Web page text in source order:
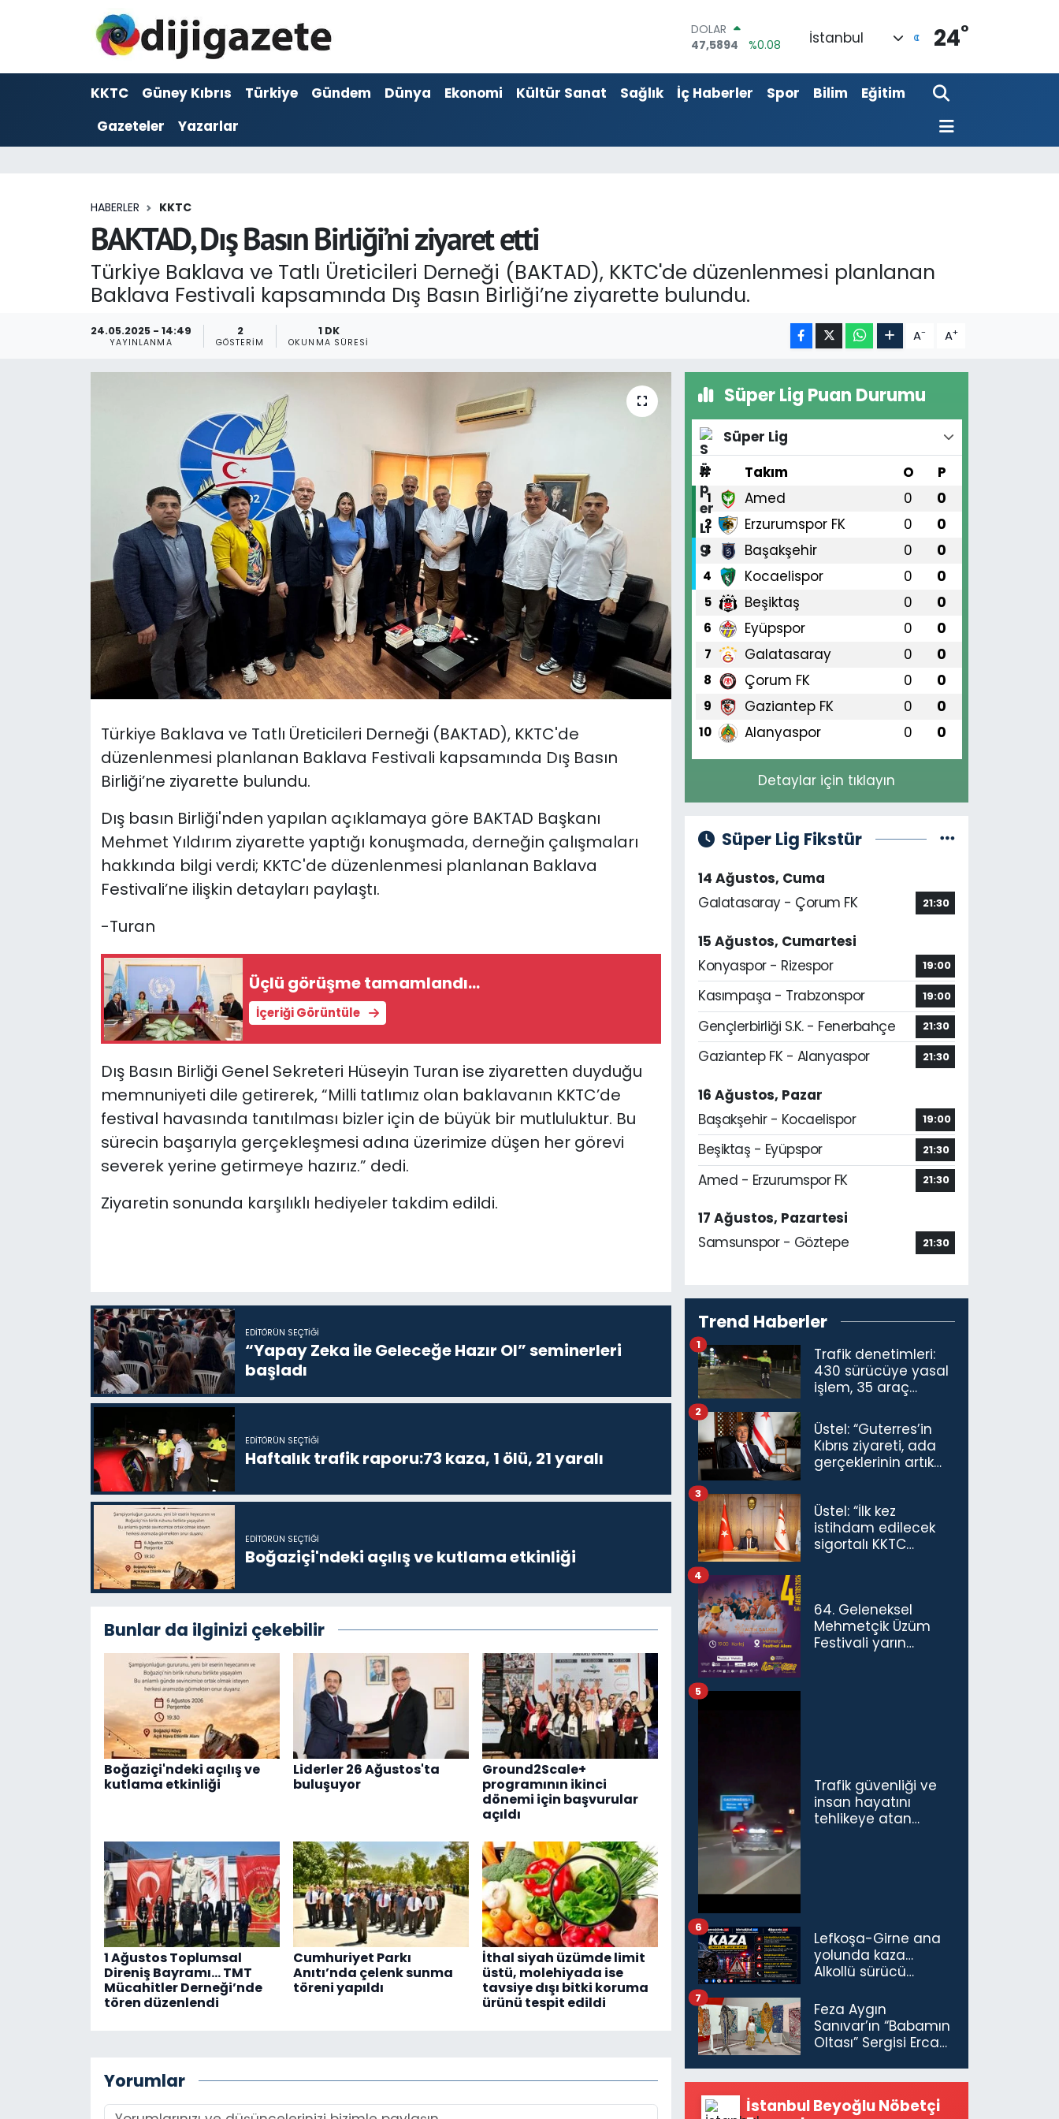
DOLAR
47,5894
%0.08
55,0398
%-0.02
STERLİN
İstanbul 24°
KKTC Güney Kıbrıs Türkiye Gündem Dünya Ekonomi Kültür Sanat Sağlık İç Haberler Spor Bilim
Eğitim
Gazeteler
Yazarlar
HABERLER KKTC
BAKTAD, Dış Basın Birliği’ni ziyaret etti
Türkiye Baklava ve Tatlı Üreticileri Derneği (BAKTAD), KKTC'de düzenlenmesi planlanan
Baklava Festivali kapsamında Dış Basın Birliği’ne ziyarette bulundu.
24.05.2025 - 14:49
YAYINLANMA
2
GÖSTERIM
1 DK
OKUNMA SÜRESI A- A+
Türkiye Baklava ve Tatlı Üreticileri Derneği (BAKTAD), KKTC'de
düzenlenmesi planlanan Baklava Festivali kapsamında Dış Basın
Birliği’ne ziyarette bulundu.
Dış basın Birliği'nden yapılan açıklamaya göre BAKTAD Başkanı
Mehmet Yıldırım ziyarette yaptığı konuşmada, derneğin çalışmaları
hakkında bilgi verdi; KKTC'de düzenlenmesi planlanan Baklava
Festivali’ne ilişkin detayları paylaştı.
-Turan
Üçlü görüşme tamamlandı...
İçeriği Görüntüle
Dış Basın Birliği Genel Sekreteri Hüseyin Turan ise ziyaretten duyduğu
memnuniyeti dile getirerek, “Milli tatlımız olan baklavanın KKTC’de
festival havasında tanıtılması bizler için de büyük bir mutluluktur. Bu
sürecin başarıyla gerçekleşmesi adına üzerimize düşen her görevi
severek yerine getirmeye hazırız.” dedi.
Ziyaretin sonunda karşılıklı hediyeler takdim edildi.
EDITÖRÜN SEÇTIĞI
“Yapay Zeka ile Geleceğe Hazır Ol” seminerleri
başladı
EDITÖRÜN SEÇTIĞI
Haftalık trafik raporu:73 kaza, 1 ölü, 21 yaralı
EDITÖRÜN SEÇTIĞI
Boğaziçi'ndeki açılış ve kutlama etkinliği
Bunlar da ilginizi çekebilir
Boğaziçi'ndeki açılış ve
kutlama etkinliği
Liderler 26 Ağustos'ta
buluşuyor
Ground2Scale+
programının ikinci
dönemi için başvurular
açıldı
1 Ağustos Toplumsal
Direniş Bayramı... TMT
Mücahitler Derneği’nde
tören düzenlendi
Cumhuriyet Parkı
Anıtı’nda çelenk sunma
töreni yapıldı
İthal siyah üzümde limit
üstü, molehiyada ise
tavsiye dışı bitki koruma
ürünü tespit edildi
Yorumlar
Süper Lig Puan Durumu
Süper Lig
#
Takım O P
1 Amed 0 0
2 Erzurumspor FK 0 0
3 Başakşehir 0 0
4 Kocaelispor 0 0
5 Beşiktaş 0 0
6 Eyüpspor 0 0
7 Galatasaray 0 0
8 Çorum FK 0 0
9 Gaziantep FK 0 0
10 Alanyaspor 0 0
Detaylar için tıklayın
Süper Lig Fikstür
14 Ağustos, Cuma
Galatasaray - Çorum FK
21:30
15 Ağustos, Cumartesi
Konyaspor - Rizespor
19:00
Kasımpaşa - Trabzonspor 19:00
Gençlerbirliği S.K. - Fenerbahçe 21:30
Gaziantep FK - Alanyaspor 21:30
16 Ağustos, Pazar
Başakşehir - Kocaelispor
19:00
Beşiktaş - Eyüpspor 21:30
Amed - Erzurumspor FK 21:30
17 Ağustos, Pazartesi
Samsunspor - Göztepe
21:30
Trend Haberler
Trafik denetimleri:
430 sürücüye yasal
işlem, 35 araç
1
Üstel: “Guterres’in
Kıbrıs ziyareti, ada
gerçeklerinin artık
göstermiştir”
2
Üstel: “İlk kez
istihdam edilecek
sigortalı KKTC
3
64. Geleneksel
Mehmetçik Üzüm
Festivali yarın
4
Trafik güvenliği ve
insan hayatını
tehlikeye atan
5
Lefkoşa-Girne ana
yolunda kaza…
Alkollü sürücü
6
Feza Aygın
Sanıvar’ın “Babamın
Oltası” Sergisi Ercan
7
İstanbul Beyoğlu Nöbetçi
ADVERTORIAL
Dijigazete
Foto Galeri
KKTC YEREL SEÇİM 2018
Nöbetçi Eczaneler
Otomobil Dünyası
Politika
Teknoloji
Yazarlar
Hava Durumu
Trafik Durumu
Haber Arşivi